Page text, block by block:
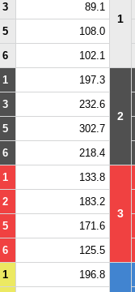
1
3 89.1
5 108.0
6 102.1
1 197.3
2
3 232.6
5 302.7
6 218.4
1 133.8
3
2 183.2
5 171.6
6 125.5
1 196.8